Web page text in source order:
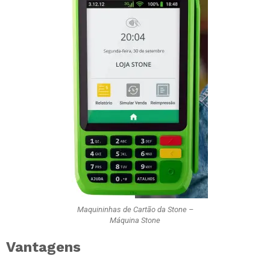
Maquininhas de Cartão da Stone –
Máquina Stone
Vantagens